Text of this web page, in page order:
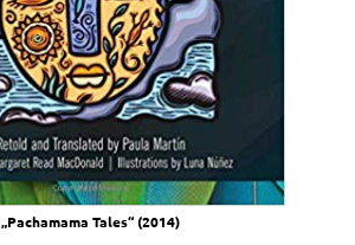
„Pacha­ma­ma Tales“ (2014)